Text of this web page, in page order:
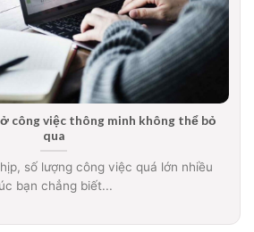
công việc thông minh không thể bỏ
qua
số lượng công việc quá lớn nhiều
bạn chẳng biết...